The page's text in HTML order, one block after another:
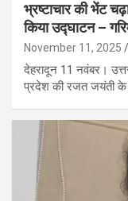
भ्रष्टाचार की भेंट
किया उद्घाटन –
November 11, 2025
देहरादून 11 नवंबर।
प्रदेश की रजत जयंती